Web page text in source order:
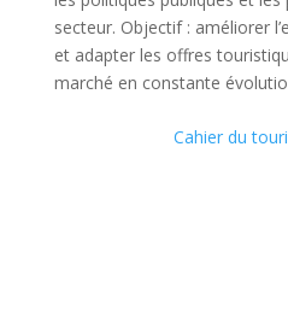
secteur. Objectif : améliorer
et adapter les offres
marché en constante
Cahier du